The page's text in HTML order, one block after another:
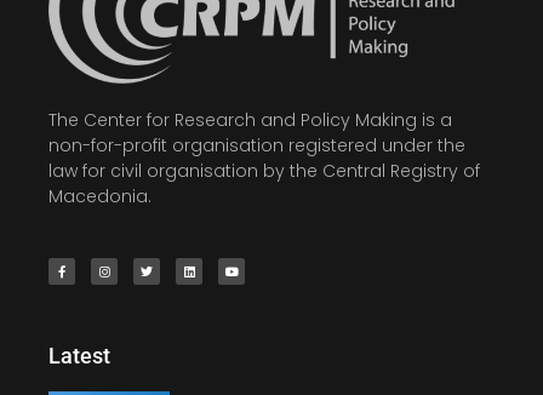
The Center for Research and Policy Making is a
non-for-profit organisation registered under the
law for civil organisation by the Central Registry of
Macedonia.
Latest